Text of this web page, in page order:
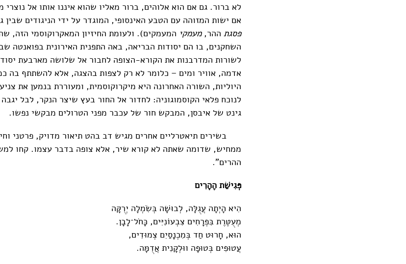
לא ברור. גם אם הוא אלוהים, ברור מאליו שהוא איננו אותו אל נוצרי
אם ישות המזוהה עם הטבע האינסופי, המוגדר על ידי הניגודים שבין
פסגת ההר,מעמקי המעמקים). ולעומת החיזיון המאקרוקוסמי הזה,
השחקנים, בו הם יסודות הבריאה, באה התפנית האירונית בפואנטה
לשורות המדרבנות את הקורא-הצופה לחבור אל שלושה מארבעת
אדמה, אוויר ומים – כלומר לא רק לצפות בהצגה, אלא להשתתף בה
היוליות, השורה האחרונה היא מיקרוקוסמית, ומעוררת בנמען את
לנוכח פלאי הקוסמוגוניה: לחדור אל החור בעץ שיצר הנקר, לבל
גינט של איבסן, המבקש חור של עכבר מפני הטרולים מבקשי נפשו.
בשירים תיאטרליים אחרים מגיש דב בהט תיאור מדויק, פרטני
ממחיש, שדומה שאתה לא קורא שיר, אלא צופה בדבר עצמו. קחו
ההרים".
פְּגִישַׁת הֶהָרִים
הִיא הָיְתָה עֲגֻלָּה, לְבוּשָׁה בְּשִׂמְלָה יְרֻקָּה
מְעֻטֶּרֶת בִּפְרָחִים צִבְעוֹנִיִּים, כָּחֹל־לָבָן.
הוּא, חָרוּט חַד בְּמִכְנָסַיִם צְמוּדִים,
עֲטוּפִים בְּטוּפָה ווּלְקָנִית אֲדֻמָּה.